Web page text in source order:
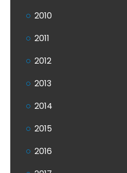
2010
2011
2012
2013
2014
2015
2016